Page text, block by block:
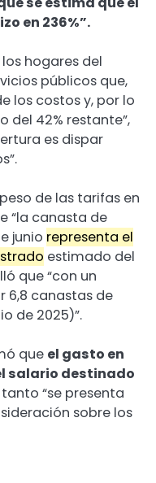
en 236%”.
hogares del
públicos que,
los costos y, por lo
del 42% restante”,
es dispar
de las tarifas en
“la canasta de
junio representa el
estimado del
que “con un
6,8 canastas de
de 2025)”.
que el gasto en
salario destinado
“se presenta
sobre los